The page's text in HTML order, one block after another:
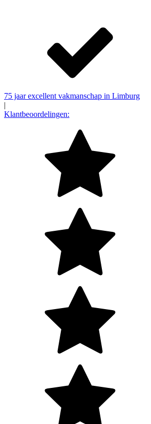
75 jaar excellent vakmanschap in Limburg
|
Klantbeoordelingen: